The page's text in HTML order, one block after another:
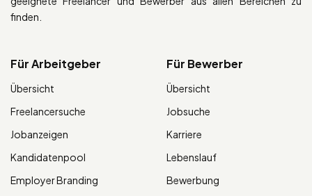
finden.
Für Arbeitgeber
Übersicht
Freelancersuche
Jobanzeigen
Kandidatenpool
Employer Branding
Für Bewerber
Übersicht
Jobsuche
Karriere
Lebenslauf
Bewerbung